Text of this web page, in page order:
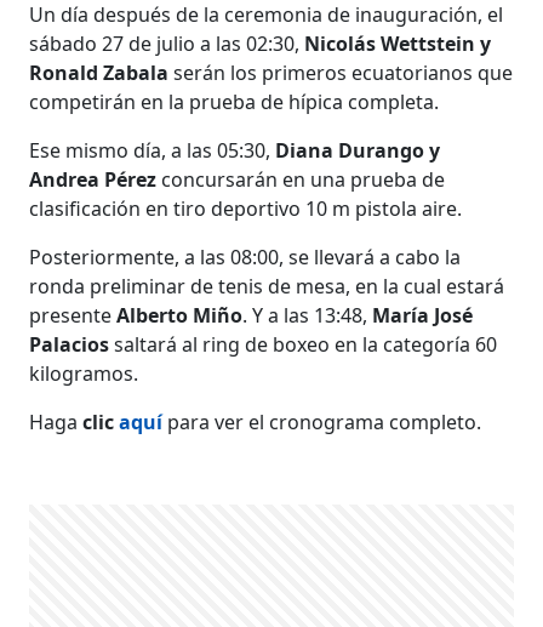
Un día después de la ceremonia de inauguración, el
sábado 27 de julio a las 02:30, Nicolás Wettstein y
Ronald Zabala serán los primeros ecuatorianos que
competirán en la prueba de hípica completa.
Ese mismo día, a las 05:30, Diana Durango y
Andrea Pérez concursarán en una prueba de
clasificación en tiro deportivo 10 m pistola aire.
Posteriormente, a las 08:00, se llevará a cabo la
ronda preliminar de tenis de mesa, en la cual estará
presenteAlberto Miño. Y a las 13:48, María José
Palaciossaltará al ring de boxeo en la categoría 60
kilogramos.
Hagaclicaquí para ver el cronograma completo.